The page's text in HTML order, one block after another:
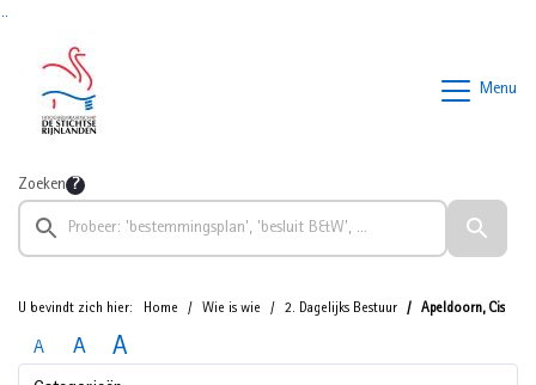
Menu
Zoeken
U bevindt zich hier: Home Wie is wie 2. Dagelijks Bestuur Apeldoorn, Cis
A A A